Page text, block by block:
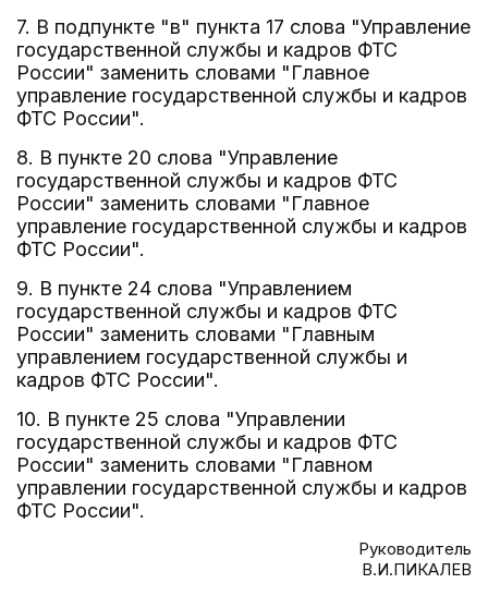
7. В подпункте "в" пункта 17 слова "Управление
государственной службы и кадров ФТС
России" заменить словами "Главное
управление государственной службы и кадров
ФТС России".
8. В пункте 20 слова "Управление
государственной службы и кадров ФТС
России" заменить словами "Главное
управление государственной службы и кадров
ФТС России".
9. В пункте 24 слова "Управлением
государственной службы и кадров ФТС
России" заменить словами "Главным
управлением государственной службы и
кадров ФТС России".
10. В пункте 25 слова "Управлении
государственной службы и кадров ФТС
России" заменить словами "Главном
управлении государственной службы и кадров
ФТС России".
Руководитель
В.И.ПИКАЛЕВ